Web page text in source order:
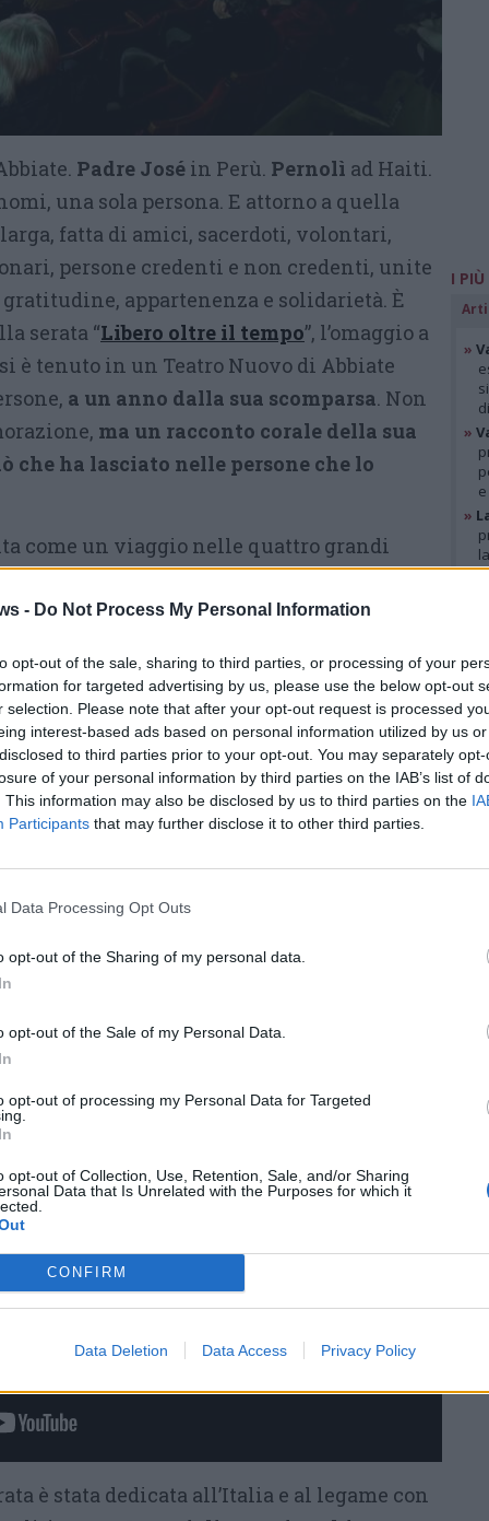
- Do Not Process My Personal Information
opt-out of the sale, sharing to third parties, or processing of your
for targeted advertising by us, please use the below opt-out
selection. Please note that after your opt-out request is processed
interest-based ads based on personal information utilized by us
to third parties prior to your opt-out. You may separately
of your personal information by third parties on the IAB’s list of
This information may also be disclosed by us to third parties on the
Participants that may further disclose it to other third parties.
Data Processing Opt Outs
opt-out of the Sharing of my personal data.
opt-out of the Sale of my Personal Data.
opt-out of processing my Personal Data for Targeted
opt-out of Collection, Use, Retention, Sale, and/or Sharing
Data that Is Unrelated with the Purposes for which it
CONFIRM
Data Deletion Data Access Privacy Policy
Padre José in Perù. Pernolì ad Haiti.
una sola persona. E attorno a quella
fatta di amici, sacerdoti, volontari,
persone credenti e non credenti, unite
appartenenza e solidarietà. È
serata “Libero oltre il tempo”, l’omaggio a
è tenuto in un Teatro Nuovo di Abbiate
a un anno dalla sua scomparsa. Non
ma un racconto corale della sua
che ha lasciato nelle persone che lo
come un viaggio nelle quattro grandi
Italia, Perù, Haiti e Niger.Ad
un testo di don Giuseppe affidata aDavide
di memoria, un episodio, una
modo di vivere.
stato don Ambrogio Cortesi, decano del
in Perù fu anche successore di don
come un “santo della porta accanto”,
tra la gente, si trovava nei quartieri», ha
uomo che si è immerso completamente
Per don Ambrogio, don Giuseppe è stato
dato tutto per la gente” e “un uomo di Dio”,
due dimensioni senza separarle.
è stata dedicata all’Italia e al legame con
I
»
»
»